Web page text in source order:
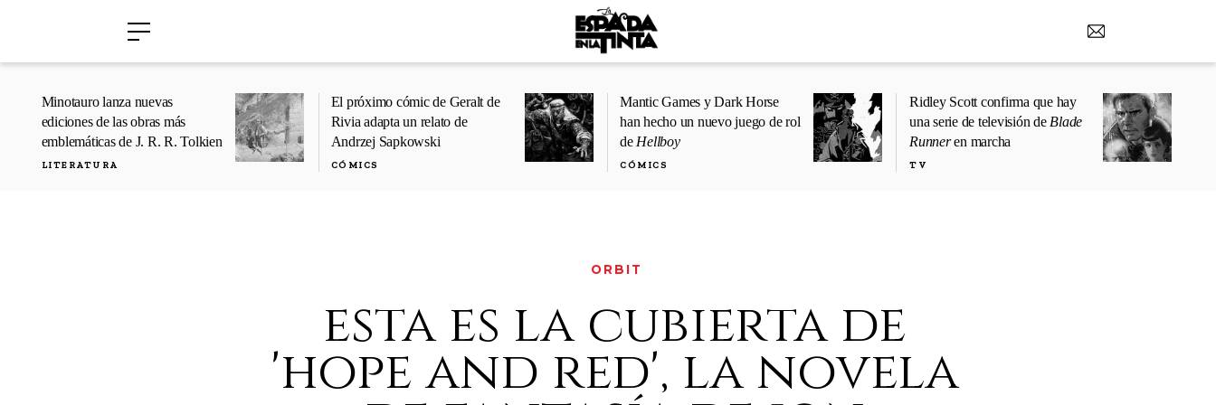
Minotauro lanza nuevas
ediciones de las obras más
emblemáticas de J. R. R. Tolkien
LITERATURA
El próximo cómic de Geralt de
Rivia adapta un relato de
Andrzej Sapkowski
CÓMICS
Mantic Games y Dark Horse
han hecho un nuevo juego de rol
de Hellboy
CÓMICS
Ridley Scott confirma que hay
una serie de televisión de Blade
Runneren marcha
TV
ORBIT
esta es la cubierta de
'hope and red', la novela
›